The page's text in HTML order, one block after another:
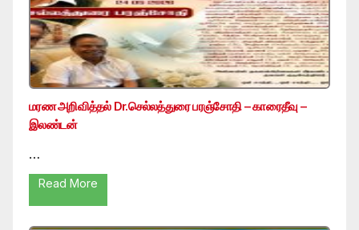
மரண அறிவித்தல் Dr.செல்லத்துரை பரஞ்சோதி – காரைதீவு –
இலண்டன்
…
Read More